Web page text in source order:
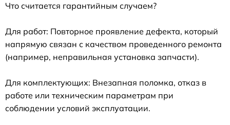
Что считается гарантийным случаем?
Для работ: Повторное проявление дефекта, который
напрямую связан с качеством проведенного ремонта
(например, неправильная установка запчасти).
Для комплектующих: Внезапная поломка, отказ в
работе или техническим параметрам при
соблюдении условий эксплуатации.